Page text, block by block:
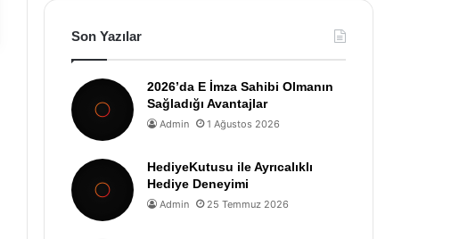
Son Yazılar
2026’da E İmza Sahibi Olmanın
Sağladığı Avantajlar
Admin 1 Ağustos 2026
HediyeKutusu ile Ayrıcalıklı
Hediye Deneyimi
Admin 25 Temmuz 2026